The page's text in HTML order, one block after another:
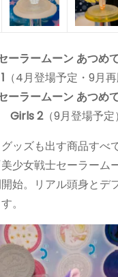
ーラームーン あつめ
（4月登場予定・9月再
ーラームーン あつめ
Girls2（9月登場予定）
ッズも出す商品すべ
少女戦士セーラーム
始。リアル頭身とデ
。